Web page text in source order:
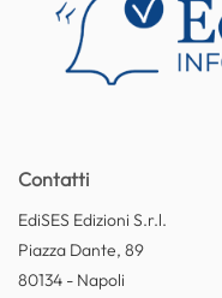
Contatti
EdiSES Edizioni S.r.l.
Piazza Dante, 89
80134 - Napoli